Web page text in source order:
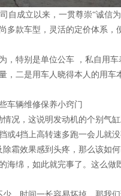
成立以来，一贯尊崇“诚信
多款车型，灵活的定价体系
特别是单位公车 ，私自用车
，二是用车人晓得本人的用
车辆维修保养小窍门
况，这说明发动机的个别气
或4挡上高转速多跑一会儿就没
霜效果感到头疼，那么该如
海绵，如此就完事了。这么